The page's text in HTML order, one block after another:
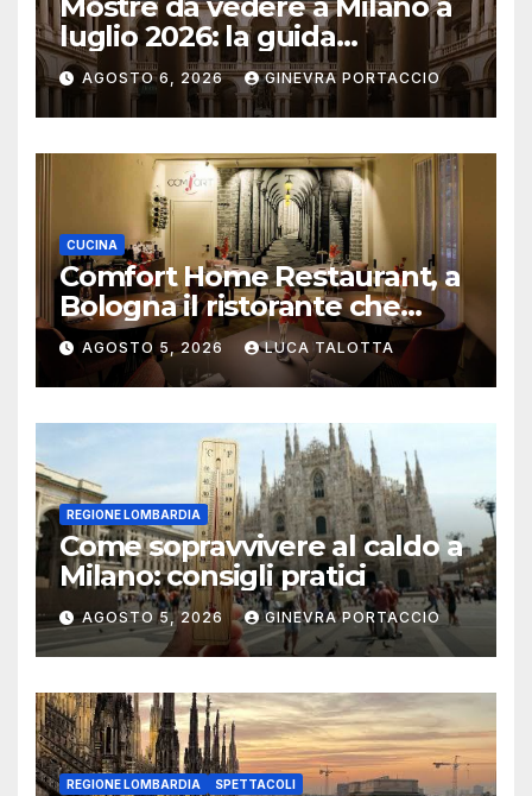
luglio 2026: la guida
aggiornata
AGOSTO 6, 2026 GINEVRA PORTACCIO
CUCINA
Comfort Home Restaurant, a
Bologna il ristorante che
trasforma l’ospitalità in
un’esperienza di casa
AGOSTO 5, 2026 LUCA TALOTTA
REGIONE LOMBARDIA
Come sopravvivere al caldo a
Milano: consigli pratici
AGOSTO 5, 2026 GINEVRA PORTACCIO
REGIONE LOMBARDIA SPETTACOLI